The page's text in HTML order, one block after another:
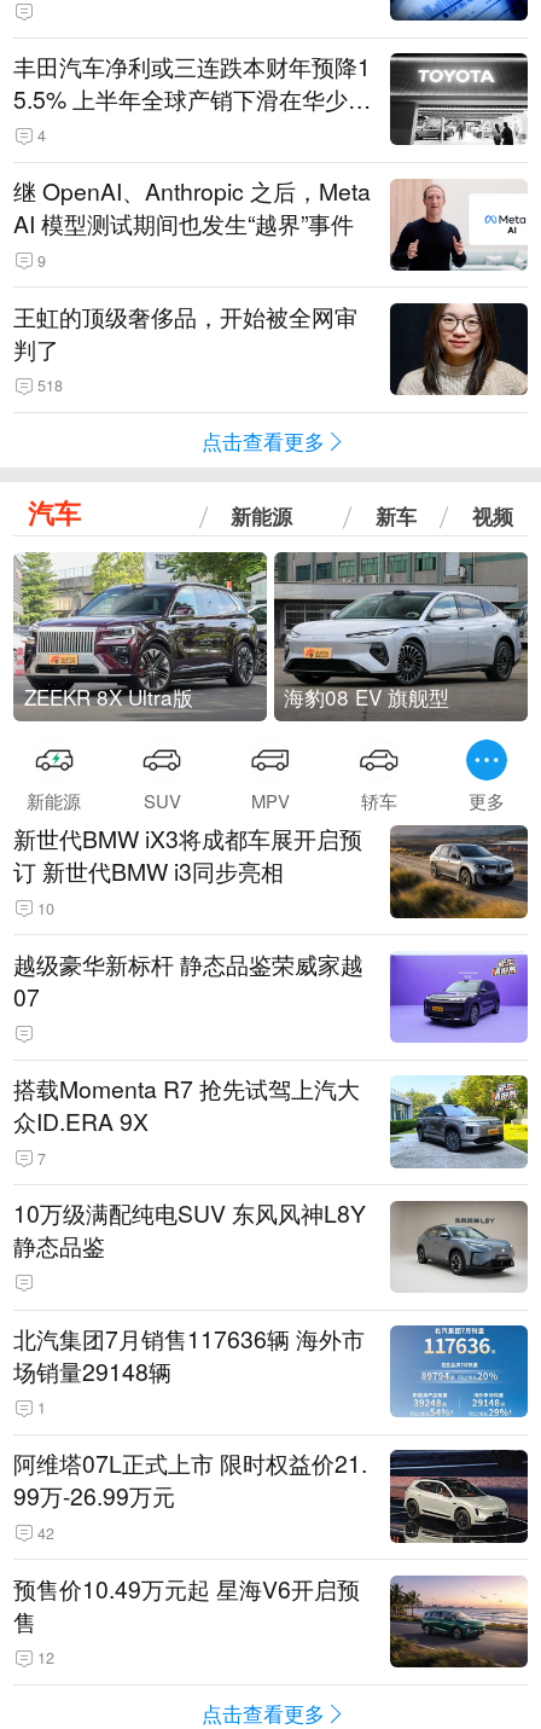
丰田汽车净利或三连跌本财年预降1
5.5% 上半年全球产销下滑在华少卖
14.3万辆
4
继 OpenAI、Anthropic 之后，Meta
AI 模型测试期间也发生“越界”事件
9
王虹的顶级奢侈品，开始被全网审
判了
518
点击查看更多
汽车 新能源 新车 视频
ZEEKR 8X Ultra版 海豹08 EV 旗舰型
新能源 SUV MPV 轿车 更多
新世代BMW iX3将成都车展开启预
订 新世代BMW i3同步亮相
10
越级豪华新标杆 静态品鉴荣威家越
07
搭载Momenta R7 抢先试驾上汽大
众ID.ERA 9X
7
10万级满配纯电SUV 东风风神L8Y
静态品鉴
北汽集团7月销售117636辆 海外市
场销量29148辆
1
阿维塔07L正式上市 限时权益价21.
99万-26.99万元
42
预售价10.49万元起 星海V6开启预
售
12
点击查看更多